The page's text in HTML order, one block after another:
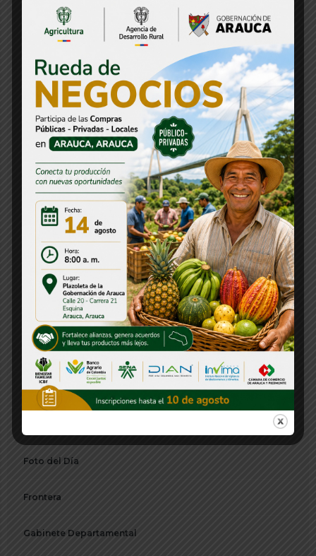
Banco de Proyectos
Boletín
Citación
Comunicado de Prensa
Concurso
Concurso CNSC
Consejos Departamentales
Convocatorias
Decreto
Departamentos
Directorio
Foto del Día
Frontera
Gabinete Departamental